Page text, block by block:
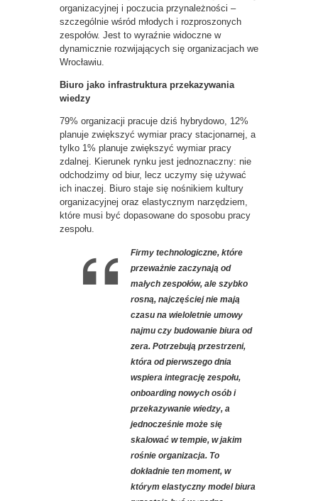
organizacyjnej i poczucia przynależności –
szczególnie wśród młodych i rozproszonych
zespołów. Jest to wyraźnie widoczne w
dynamicznie rozwijających się organizacjach we
Wrocławiu.
Biuro jako infrastruktura przekazywania
wiedzy
79% organizacji pracuje dziś hybrydowo, 12%
planuje zwiększyć wymiar pracy stacjonarnej, a
tylko 1% planuje zwiększyć wymiar pracy
zdalnej. Kierunek rynku jest jednoznaczny: nie
odchodzimy od biur, lecz uczymy się używać
ich inaczej. Biuro staje się nośnikiem kultury
organizacyjnej oraz elastycznym narzędziem,
które musi być dopasowane do sposobu pracy
zespołu.
Firmy technologiczne, które
przeważnie zaczynają od
małych zespołów, ale szybko
rosną, najczęściej nie mają
czasu na wieloletnie umowy
najmu czy budowanie biura od
zera. Potrzebują przestrzeni,
która od pierwszego dnia
wspiera integrację zespołu,
onboarding nowych osób i
przekazywanie wiedzy, a
jednocześnie może się
skalować w tempie, w jakim
rośnie organizacja. To
dokładnie ten moment, w
którym elastyczny model biura